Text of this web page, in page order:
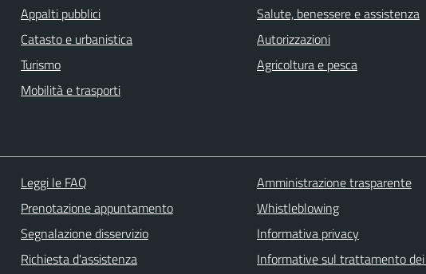
Appalti pubblici
Catasto e urbanistica
Turismo
Mobilità e trasporti
Salute, benessere e assistenza
Autorizzazioni
Agricoltura e pesca
Leggi le FAQ
Prenotazione appuntamento
Segnalazione disservizio
Richiesta d'assistenza
Amministrazione trasparente
Whistleblowing
Informativa privacy
Informative sul trattamento